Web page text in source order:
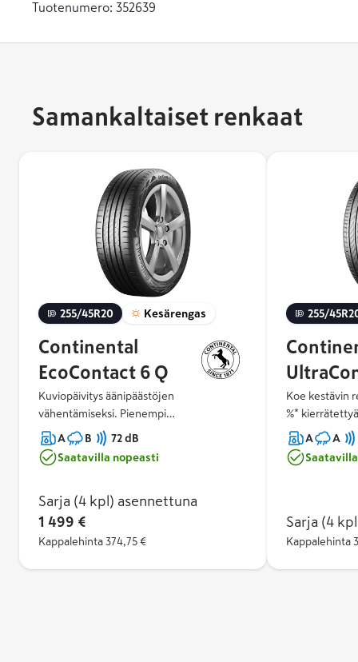
Tuotenumero: 352639
Samankaltaiset renkaat
255/45R20 Kesärengas
Continental
EcoContact 6 Q
Kuviopäivitys äänipäästöjen
vähentämiseksi. Pienempi
polttoaineenkulutus ja CO2-päästöt.
Green Chili™ 2.0 -seoksen ansiosta pääset
pidemmälle. Hallitse jokainen mutka ja
käsiteltävyyden ansiosta
A B
72 dB
Saatavilla nopeasti
Sarja (4 kpl) asennettuna
1 499 €
Kappalehinta 374,75 €
255/
Koe kestävin
%*
Nauti
hyväksi
yhdisteemme
A
A
Sarja (4
Kappalehinta